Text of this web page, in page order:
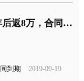
4S店承诺14万买车一年后返8万，合同到期却拒返 车主：有猫腻
到期 2019-09-19